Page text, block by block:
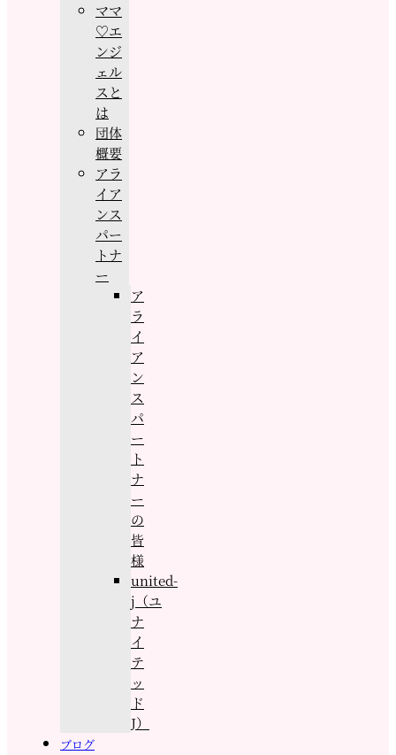
ママ
♡エ
ンジ
ェル
スと
は
団体
概要
アラ
イア
ンス
パー
トナ
ー
ア
ラ
イ
ア
ン
ス
パ
ー
ト
ナ
ー
の
皆
様
united-
j（ユ
ナ
イ
テ
ッ
ド
J）
ブログ